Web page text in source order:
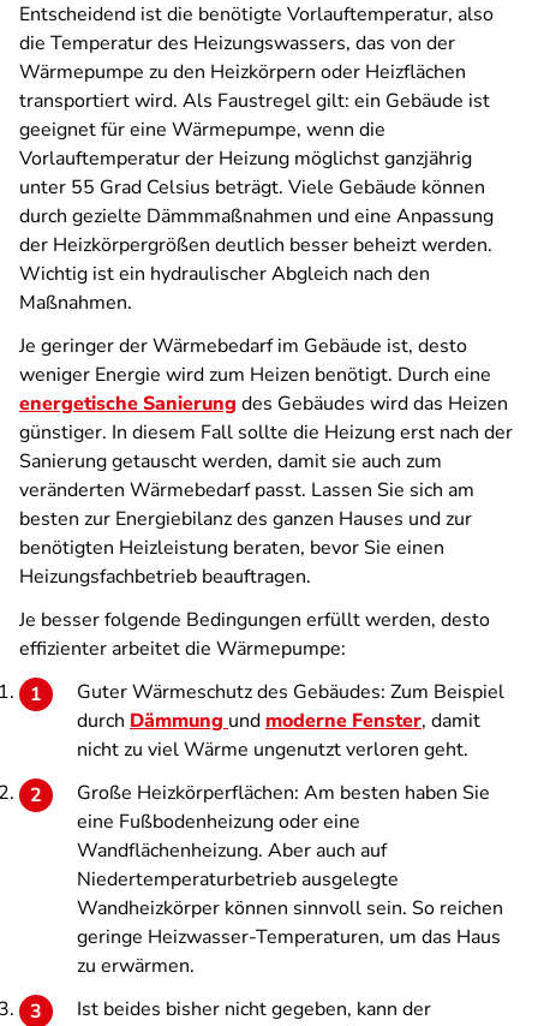
Entscheidend ist die benötigte Vorlauftemperatur, also
die Temperatur des Heizungswassers, das von der
Wärmepumpe zu den Heizkörpern oder Heizflächen
transportiert wird. Als Faustregel gilt: ein Gebäude ist
geeignet für eine Wärmepumpe, wenn die
Vorlauftemperatur der Heizung möglichst ganzjährig
unter 55 Grad Celsius beträgt. Viele Gebäude können
durch gezielte Dämmmaßnahmen und eine Anpassung
der Heizkörpergrößen deutlich besser beheizt werden.
Wichtig ist ein hydraulischer Abgleich nach den
Maßnahmen.
Je geringer der Wärmebedarf im Gebäude ist, desto
weniger Energie wird zum Heizen benötigt. Durch eine
energetische Sanierung des Gebäudes wird das Heizen
günstiger. In diesem Fall sollte die Heizung erst nach der
Sanierung getauscht werden, damit sie auch zum
veränderten Wärmebedarf passt. Lassen Sie sich am
besten zur Energiebilanz des ganzen Hauses und zur
benötigten Heizleistung beraten, bevor Sie einen
Heizungsfachbetrieb beauftragen.
Je besser folgende Bedingungen erfüllt werden, desto
effizienter arbeitet die Wärmepumpe:
Guter Wärmeschutz des Gebäudes: Zum Beispiel
durch Dämmung und moderne Fenster, damit
nicht zu viel Wärme ungenutzt verloren geht.
Große Heizkörperflächen: Am besten haben Sie
eine Fußbodenheizung oder eine
Wandflächenheizung. Aber auch auf
Niedertemperaturbetrieb ausgelegte
Wandheizkörper können sinnvoll sein. So reichen
geringe Heizwasser-Temperaturen, um das Haus
zu erwärmen.
Ist beides bisher nicht gegeben, kann der